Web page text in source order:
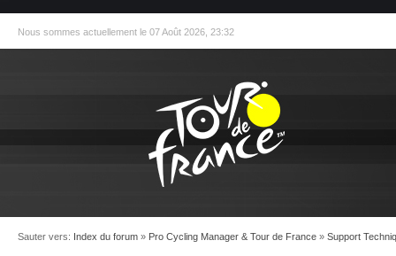
Nous sommes actuellement le 07 Août 2026, 23:32
Sauter vers: Index du forum » Pro Cycling Manager & Tour de France » Support